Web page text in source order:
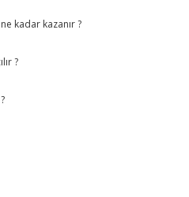
kadar kazanır ?
?